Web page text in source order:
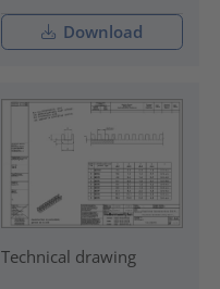
Download
Technical drawing